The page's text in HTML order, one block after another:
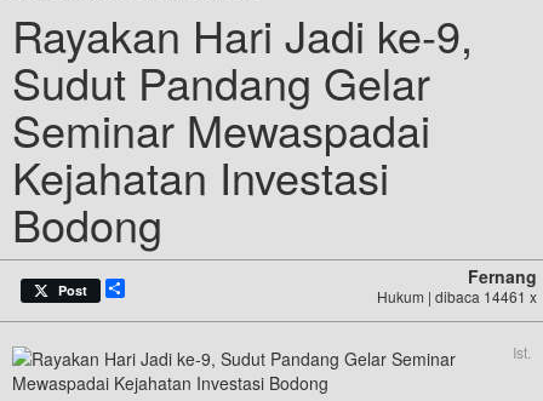
Rayakan Hari Jadi ke-9,
Sudut Pandang Gelar
Seminar Mewaspadai
Kejahatan Investasi
Bodong
Post
Fernang
Hukum | dibaca 14461 x
Ist.